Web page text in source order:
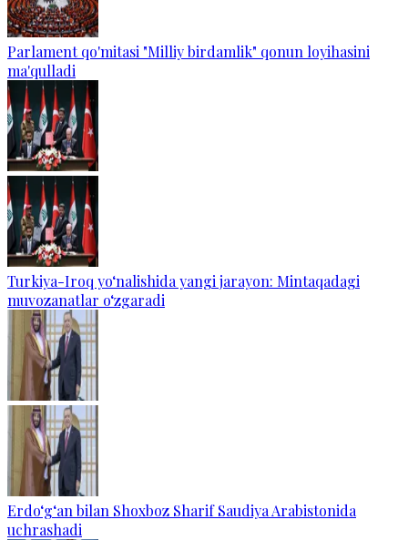
Parlament qo'mitasi "Milliy birdamlik" qonun loyihasini
ma'qulladi
Turkiya-Iroq yo‘nalishida yangi jarayon: Mintaqadagi
muvozanatlar o‘zgaradi
Erdo‘g‘an bilan Shoxboz Sharif Saudiya Arabistonida
uchrashadi